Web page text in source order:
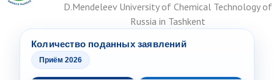
D.Mendeleev University of Chemical Technology of
Russia in Tashkent
Количество поданных заявлений
Приём 2026